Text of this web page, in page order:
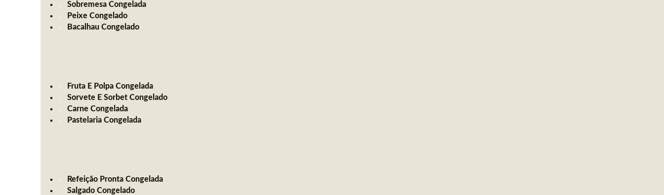
Sobremesa Congelada
Peixe Congelado
Bacalhau Congelado
Fruta E Polpa Congelada
Sorvete E Sorbet Congelado
Carne Congelada
Pastelaria Congelada
Refeição Pronta Congelada
Salgado Congelado